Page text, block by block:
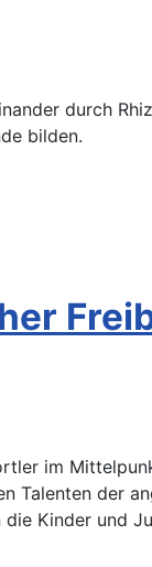
durch
bilden.
im
Talenten der
Kinder und